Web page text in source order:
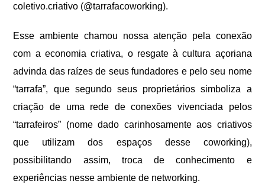
coletivo.criativo (@tarrafacoworking).
Esse ambiente chamou nossa atenção pela conexão
com a economia criativa, o resgate à cultura açoriana
advinda das raízes de seus fundadores e pelo seu nome
“tarrafa”, que segundo seus proprietários simboliza a
criação de uma rede de conexões vivenciada pelos
“tarrafeiros” (nome dado carinhosamente aos criativos
que utilizam dos espaços desse coworking),
possibilitando assim, troca de conhecimento e
experiências nesse ambiente de networking.